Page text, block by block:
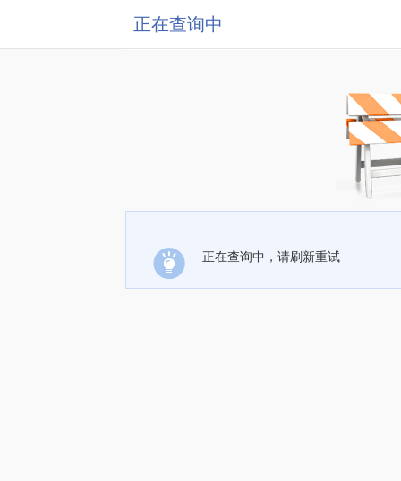
正在查询中
正在查询中，请刷新重试